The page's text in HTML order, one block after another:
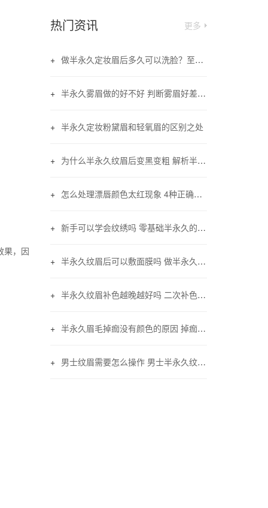
果，因
更多
热门资讯
做半永久定妆眉后多久可以洗脸？至少三天皮肤恢复即可
半永久雾眉做的好不好 判断雾眉好差的三大要素
半永久定妆粉黛眉和轻氧眉的区别之处
为什么半永久纹眉后变黑变粗 解析半永久纹眉变黑现象
怎么处理漂唇颜色太红现象 4种正确的方法
新手可以学会纹绣吗 零基础半永久的学习步骤和时间
半永久纹眉后可以敷面膜吗 做半永久眉毛能不能敷面膜
半永久纹眉补色越晚越好吗 二次补色注意事项
半永久眉毛掉痂没有颜色的原因 掉痂后没颜色怎么办
男士纹眉需要怎么操作 男士半永久纹眉的方法与技巧